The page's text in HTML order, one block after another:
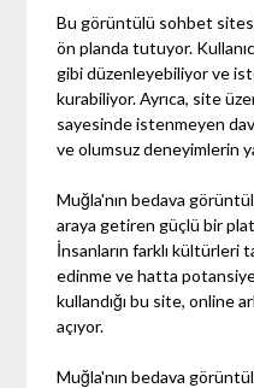
Bu görüntülü sohbet
ön planda tutuyor.
gibi düzenleyebiliyor ve
kurabiliyor. Ayrıca, site
sayesinde istenmeyen
ve olumsuz deneyimlerin
Muğla'nın bedava
araya getiren güçlü bir
İnsanların farklı kültürleri
edinme ve hatta
kullandığı bu site, online
açıyor.
Muğla'nın bedava